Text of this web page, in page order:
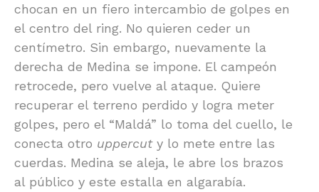
chocan en un fiero intercambio de golpes en
el centro del ring. No quieren ceder un
centímetro. Sin embargo, nuevamente la
derecha de Medina se impone. El campeón
retrocede, pero vuelve al ataque. Quiere
recuperar el terreno perdido y logra meter
golpes, pero el “Maldá” lo toma del cuello, le
conecta otro uppercuty lo mete entre las
cuerdas. Medina se aleja, le abre los brazos
al público y este estalla en algarabía.